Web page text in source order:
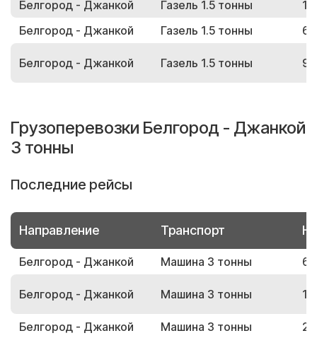
Белгород - Джанкой
Газель 1.5 тонны
Белгород - Джанкой
Газель 1.5 тонны
Белгород - Джанкой Газель 1.5 тонны
Грузоперевозки Белгород - Джанкой
3 тонны
Последние рейсы
Направление Транспорт
Белгород - Джанкой Машина 3 тонны
Белгород - Джанкой Машина 3 тонны
Белгород - Джанкой Машина 3 тонны